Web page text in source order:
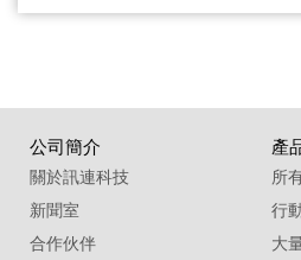
公司簡介
關於訊連科技
新聞室
合作伙伴
產
所
行
大